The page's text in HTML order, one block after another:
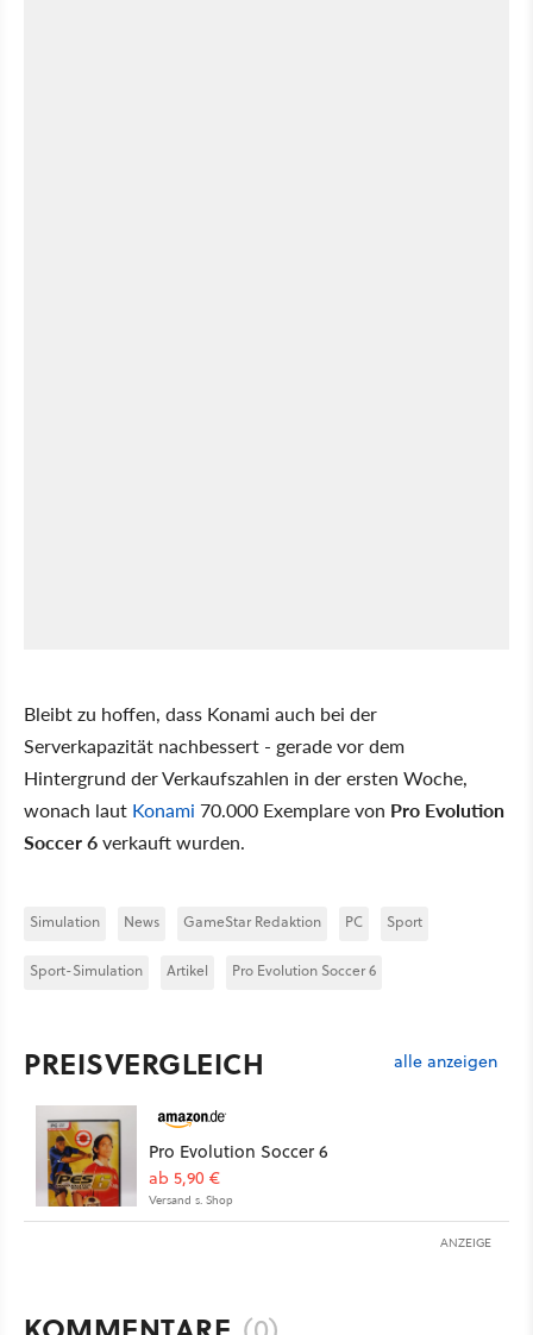
Bleibt zu hoffen, dass Konami auch bei der
Serverkapazität nachbessert - gerade vor dem
Hintergrund der Verkaufszahlen in der ersten Woche,
wonach laut Konami 70.000 Exemplare von Pro Evolution
Soccer 6verkauft wurden.
Simulation News GameStar Redaktion PC Sport
Sport-Simulation Artikel Pro Evolution Soccer 6
PREISVERGLEICH alle anzeigen
Pro Evolution Soccer 6
ab 5,90 €
Versand s. Shop
ANZEIGE